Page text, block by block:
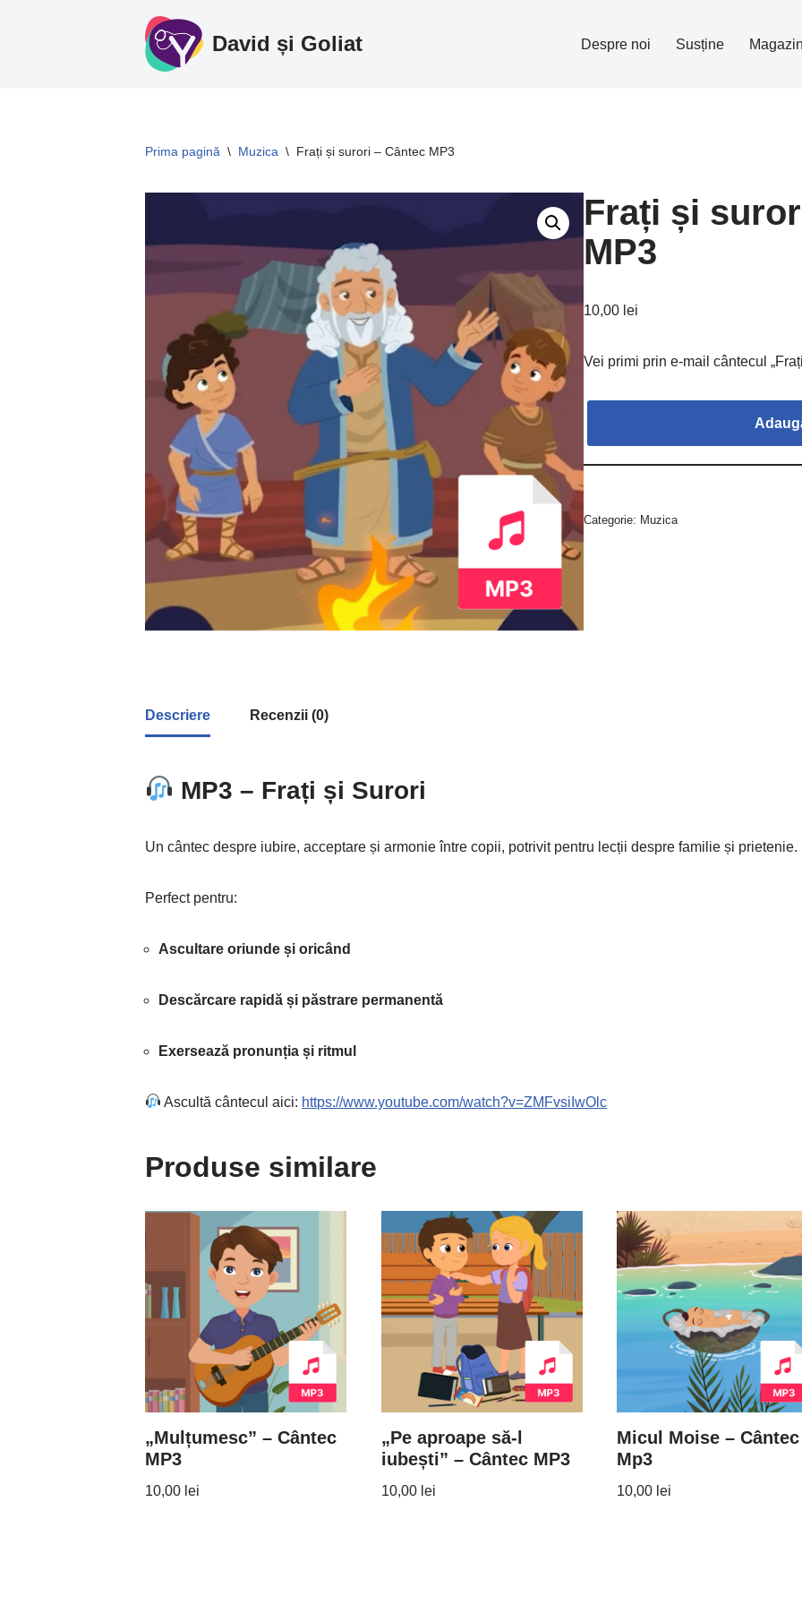
David și Goliat Despre noi Susține Magazin
Prima pagină \ Muzica \ Frați și surori – Cântec MP3
Frați și
MP3
10,00 lei
Vei primi prin e-mail cântecul
Categorie: Muzica
Descriere Recenzii (0)
MP3 – Frați și Surori
Un cântec despre iubire, acceptare și armonie între copii, potrivit pentru lecții despre familie și prietenie.
Perfect pentru:
Ascultare oriunde și oricând
Descărcare rapidă și păstrare permanentă
Exersează pronunția și ritmul
Ascultă cântecul aici: https://www.youtube.com/watch?v=ZMFvsiIwOlc
Produse similare
„Mulțumesc” – Cântec
MP3
10,00 lei
„Pe aproape să-l
iubești” – Cântec MP3
10,00 lei
Micul Moise – Cântec
Mp3
10,00 lei